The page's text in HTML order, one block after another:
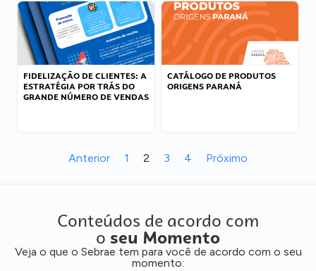
FIDELIZAÇÃO DE CLIENTES: A
ESTRATÉGIA POR TRÁS DO
GRANDE NÚMERO DE VENDAS
CATÁLOGO DE PRODUTOS
ORIGENS PARANÁ
Anterior 1 2 3 4 Próximo
Conteúdos de acordo com
o seu Momento
Veja o que o Sebrae tem para você de acordo com o seu
momento: